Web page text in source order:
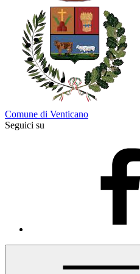
Comune di Venticano
Seguici su